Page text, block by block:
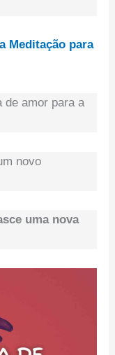
Meditação para
de amor para a
novo
uma nova